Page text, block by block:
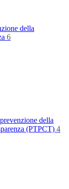
della
6
della
(PTPCT) 4